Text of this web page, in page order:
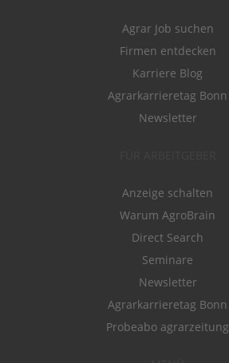
Agrar Job suchen
Firmen entdecken
Karriere Blog
Agrarkarrieretag Bonn
Newsletter
Anzeige schalten
Warum AgroBrain
Direct Search
Seminare
Newsletter
Agrarkarrieretag Bonn
Probeabo agrarzeitung